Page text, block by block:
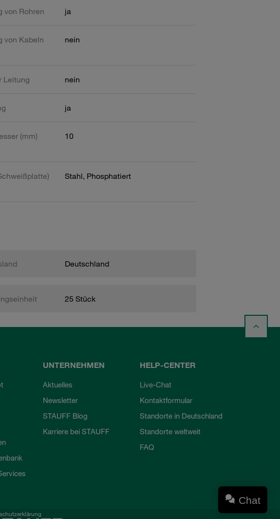
von Rohren ja
von Kabeln nein
Leitung nein
ja
(mm) 10
Stahl, Phosphatiert
Deutschland
25 Stück
UNTERNEHMEN
Aktuelles
Newsletter
STAUFF Blog
Karriere bei STAUFF
HELP-CENTER
Live-Chat
Kontaktformular
Standorte in Deutschland
Standorte weltweit
FAQ
Chat